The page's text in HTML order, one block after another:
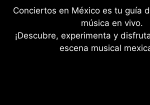
Conciertos en México es tu guía
música en vivo.
¡Descubre, experimenta y
escena musical